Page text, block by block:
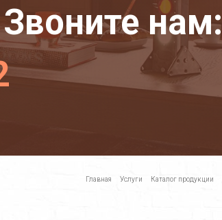
нам:
Главная Услуги Каталог продукции